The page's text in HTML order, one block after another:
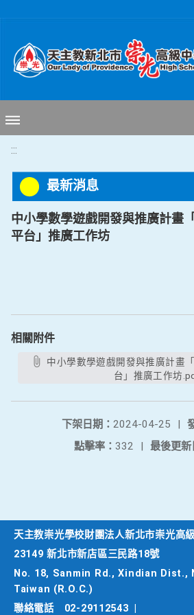
:::
最新消息
中小學數學遊戲開發與推廣計畫
平台」推廣工作坊
相關附件
台」推廣工作坊
下架日期： 2024-04-25
|
最後更新
點擊率： 332 |
天主教崇光學校財團法人新北市崇光高
23149 新北市新店區三民路18號
No. 18, Sanmin Rd., Xindian Dist.,
Taiwan (R.O.C.)
聯絡電話
02-29112543